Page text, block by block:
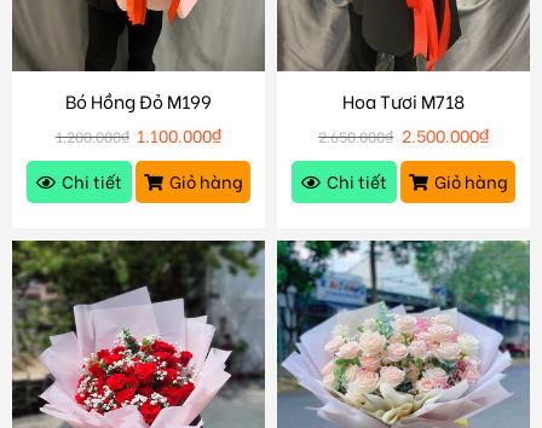
Bó Hồng Đỏ M199
1.200.000₫ 1.100.000₫
Chi tiết
Giỏ hàng
Hoa Tươi M718
2.650.000₫ 2.500.000₫
Chi tiết
Giỏ hàng